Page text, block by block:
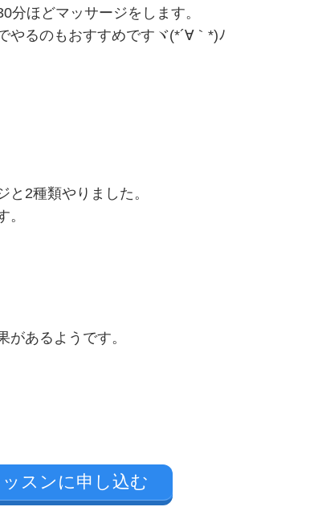
分ほどマッサージをします。
やるのもおすすめですヾ(*´∀｀*)ﾉ
2種類やりました。
あるようです。
スンに申し込む